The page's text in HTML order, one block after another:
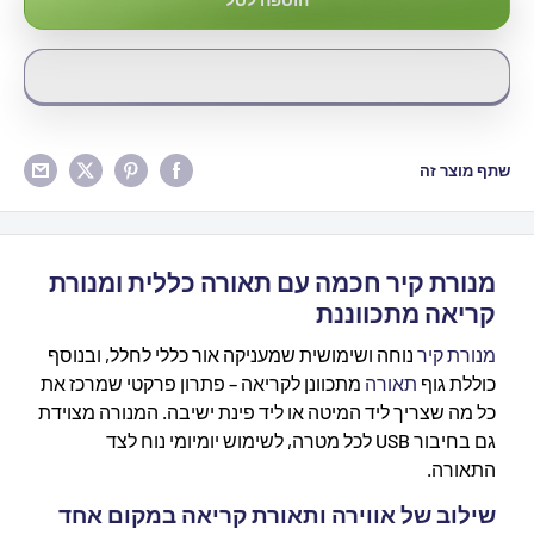
שתף מוצר זה
מנורת קיר חכמה עם תאורה כללית ומנורת
קריאה מתכווננת
מנורת קיר נוחה ושימושית שמעניקה אור כללי לחלל, ובנוסף
כוללת גוף תאורה מתכוונן לקריאה – פתרון פרקטי שמרכז את
כל מה שצריך ליד המיטה או ליד פינת ישיבה. המנורה מצוידת
גם בחיבור USB לכל מטרה, לשימוש יומיומי נוח לצד
התאורה.
שילוב של אווירה ותאורת קריאה במקום אחד